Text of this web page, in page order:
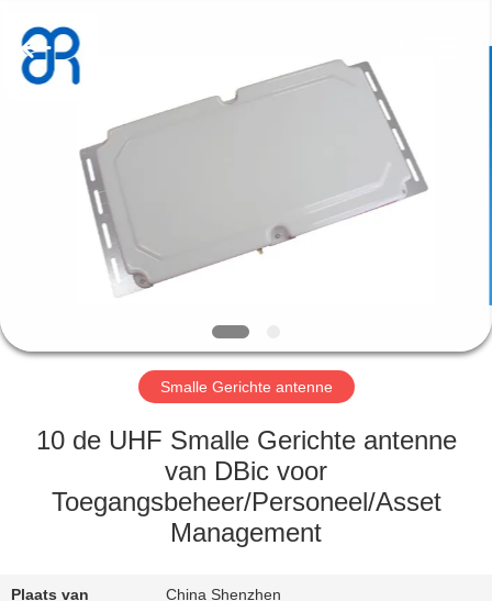
PRODUCTEN
VIDEOS
VR-
SHOW
ONGEVEER
FABRIEKSREIS
Technology
Co.,LTD..
Rights
Reserved.
Smalle Gerichte antenne
10 de UHF Smalle Gerichte antenne
van DBic voor
Toegangsbeheer/Personeel/Asset
Management
Plaats van
China Shenzhen